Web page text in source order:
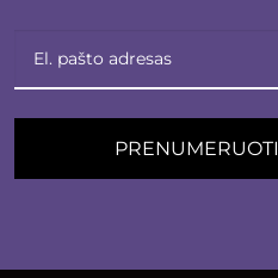
PRENUMERUOTI